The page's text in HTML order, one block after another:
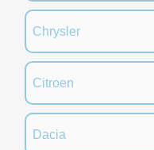
Chrysler
Citroen
Dacia